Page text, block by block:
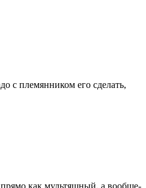
с племянником его сделать,
как мультяшный, а вообще-